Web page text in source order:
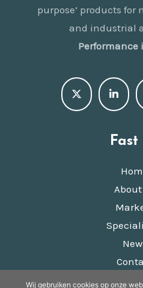
purpose’ products
and industrial
Performance
Fast
Wij gebruiken cookies op onze